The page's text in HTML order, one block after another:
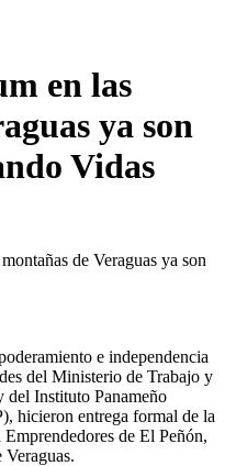
en las
ya son
Vidas
de Veraguas ya son
e independencia
del Ministerio de Trabajo y
Instituto Panameño
hicieron entrega formal de la
de El Peñón,